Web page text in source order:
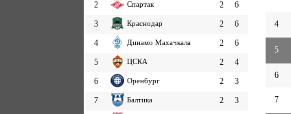
2
Спартак 2
6
3
Краснодар 2
6
4
Динамо Махачкала 2
6
5
ЦСКА 2
4
6
Оренбург 2
3
7
Балтика 2
3
4
5
6
7